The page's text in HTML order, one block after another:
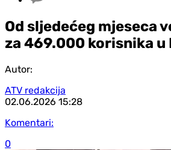
Od sljedećeg mjeseca
za 469.000 korisnika u
Autor:
ATV redakcija
02.06.2026 15:28
Komentari:
0